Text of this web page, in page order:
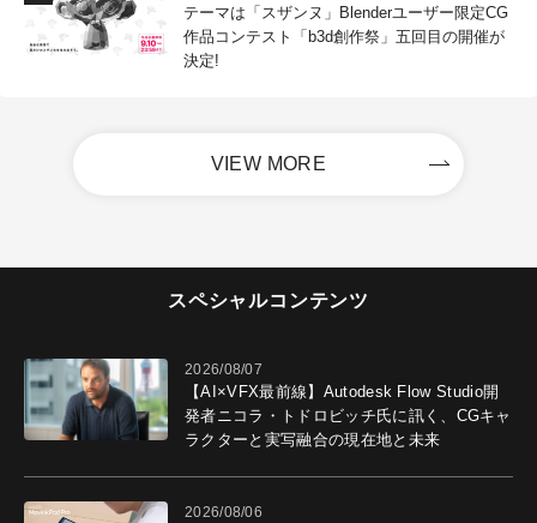
テーマは「スザンヌ」Blenderユーザー限定CG
作品コンテスト「b3d創作祭」五回目の開催が
決定!
VIEW MORE
スペシャルコンテンツ
2026/08/07
【AI×VFX最前線】Autodesk Flow Studio開
発者ニコラ・トドロビッチ氏に訊く、CGキャ
ラクターと実写融合の現在地と未来
2026/08/06